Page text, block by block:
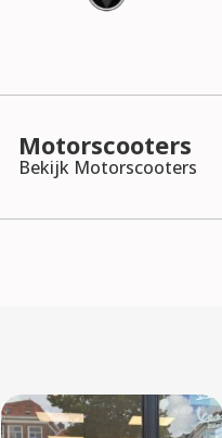
Motorscooters
Bekijk Motorscooters